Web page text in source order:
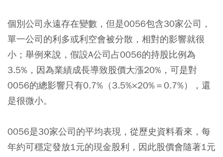
個別公司永遠存在變數，但是0056包含30家公司，
單一公司的利多或利空會被分散，相對的影響就很
小；舉例來說，假設A公司占0056的持股比例為
3.5%，因為業績成長導致股價大漲20%，可是對
0056的總影響只有0.7%（3.5%×20%＝0.7%），還
是很微小。
0056是30家公司的平均表現，從歷史資料看來，每
年約可穩定發放1元的現金股利，因此股價會隨著1元